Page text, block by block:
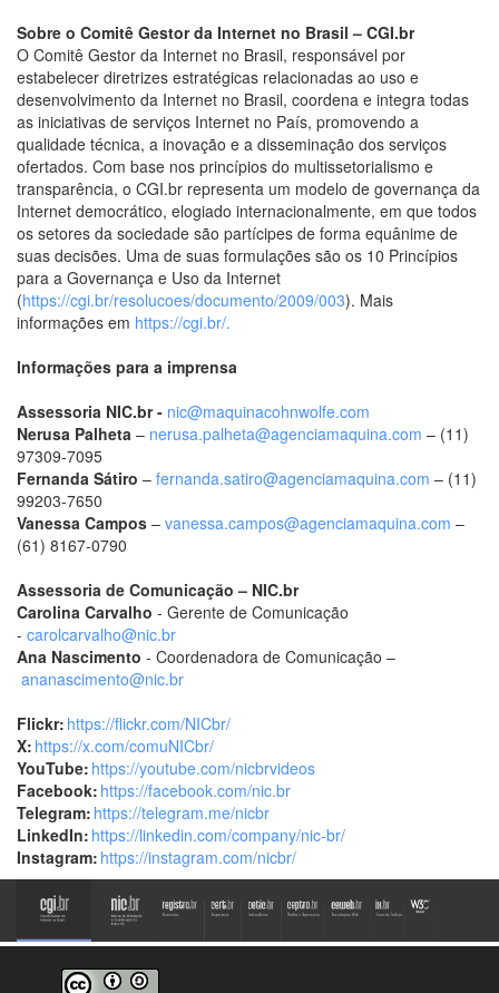
Sobre o Comitê Gestor da Internet no Brasil – CGI.br
O Comitê Gestor da Internet no Brasil, responsável por
estabelecer diretrizes estratégicas relacionadas ao uso e
desenvolvimento da Internet no Brasil, coordena e integra todas
as iniciativas de serviços Internet no País, promovendo a
qualidade técnica, a inovação e a disseminação dos serviços
ofertados. Com base nos princípios do multissetorialismo e
transparência, o CGI.br representa um modelo de governança da
Internet democrático, elogiado internacionalmente, em que todos
os setores da sociedade são partícipes de forma equânime de
suas decisões. Uma de suas formulações são os 10 Princípios
para a Governança e Uso da Internet
(https://cgi.br/resolucoes/documento/2009/003). Mais
informações em https://cgi.br/.
Informações para a imprensa
Assessoria NIC.br - nic@maquinacohnwolfe.com
Nerusa Palheta – nerusa.palheta@agenciamaquina.com – (11)
97309-7095
Fernanda Sátiro – fernanda.satiro@agenciamaquina.com – (11)
99203-7650
Vanessa Campos – vanessa.campos@agenciamaquina.com –
(61) 8167-0790
Assessoria de Comunicação – NIC.br
Carolina Carvalho - Gerente de Comunicação
- carolcarvalho@nic.br
Ana Nascimento - Coordenadora de Comunicação –
ananascimento@nic.br
Flickr: https://flickr.com/NICbr/
X: https://x.com/comuNICbr/
YouTube: https://youtube.com/nicbrvideos
Facebook: https://facebook.com/nic.br
Telegram: https://telegram.me/nicbr
LinkedIn: https://linkedin.com/company/nic-br/
Instagram: https://instagram.com/nicbr/